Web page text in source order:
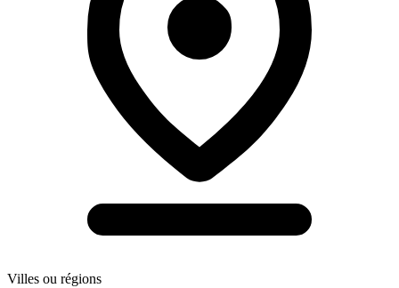
Villes ou régions